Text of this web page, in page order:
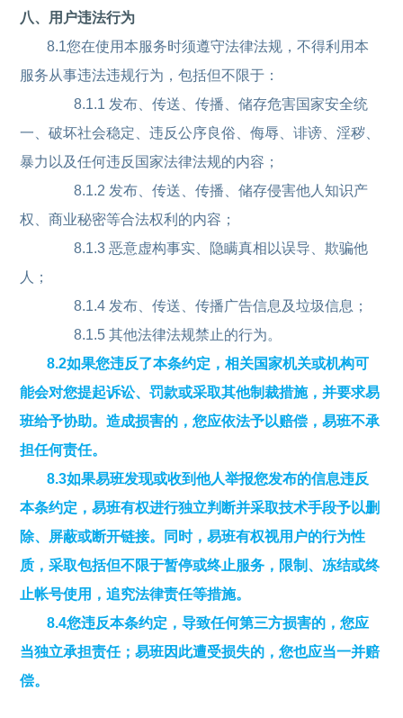
八、用户违法行为
8.1您在使用本服务时须遵守法律法规，不得利用本
服务从事违法违规行为，包括但不限于：
8.1.1 发布、传送、传播、储存危害国家安全统
一、破坏社会稳定、违反公序良俗、侮辱、诽谤、淫秽、
暴力以及任何违反国家法律法规的内容；
8.1.2 发布、传送、传播、储存侵害他人知识产
权、商业秘密等合法权利的内容；
8.1.3 恶意虚构事实、隐瞒真相以误导、欺骗他
人；
8.1.4 发布、传送、传播广告信息及垃圾信息；
8.1.5 其他法律法规禁止的行为。
8.2如果您违反了本条约定，相关国家机关或机构可
能会对您提起诉讼、罚款或采取其他制裁措施，并要求易
班给予协助。造成损害的，您应依法予以赔偿，易班不承
担任何责任。
8.3如果易班发现或收到他人举报您发布的信息违反
本条约定，易班有权进行独立判断并采取技术手段予以删
除、屏蔽或断开链接。同时，易班有权视用户的行为性
质，采取包括但不限于暂停或终止服务，限制、冻结或终
止帐号使用，追究法律责任等措施。
8.4您违反本条约定，导致任何第三方损害的，您应
当独立承担责任；易班因此遭受损失的，您也应当一并赔
偿。